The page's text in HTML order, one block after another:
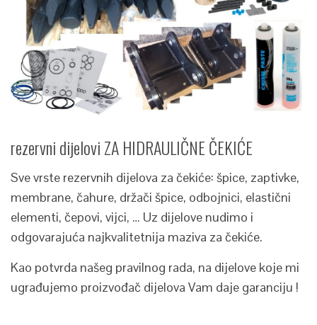
rezervni dijelovi ZA HIDRAULIČNE ČEKIĆE
Sve vrste rezervnih dijelova za čekiće: špice, zaptivke,
membrane, čahure, držači špice, odbojnici, elastični
elementi, čepovi, vijci, … Uz dijelove nudimo i
odgovarajuća najkvalitetnija maziva za čekiće.
Kao potvrda našeg pravilnog rada, na dijelove koje mi
ugrađujemo proizvođač dijelova Vam daje garanciju !